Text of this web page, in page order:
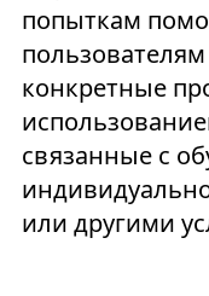
попыткам
конкретные
связанные с
или другими